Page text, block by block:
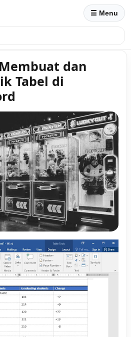
☰ Menu
dan
Tabel di